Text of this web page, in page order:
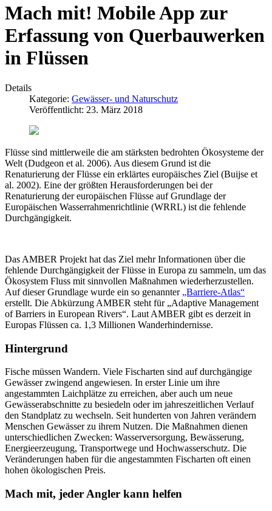
Mach mit! Mobile App zur
Erfassung von Querbauwerken
in Flüssen
Details
Kategorie: Gewässer- und Naturschutz
Veröffentlicht: 23. März 2018
Flüsse sind mittlerweile die am stärksten bedrohten Ökosysteme der
Welt (Dudgeon et al. 2006). Aus diesem Grund ist die
Renaturierung der Flüsse ein erklärtes europäisches Ziel (Buijse et
al. 2002). Eine der größten Herausforderungen bei der
Renaturierung der europäischen Flüsse auf Grundlage der
Europäischen Wasserrahmenrichtlinie (WRRL) ist die fehlende
Durchgängigkeit.
Das AMBER Projekt hat das Ziel mehr Informationen über die
fehlende Durchgängigkeit der Flüsse in Europa zu sammeln, um das
Ökosystem Fluss mit sinnvollen Maßnahmen wiederherzustellen.
Auf dieser Grundlage wurde ein so genannter „Barriere-Atlas“
erstellt. Die Abkürzung AMBER steht für „Adaptive Management
of Barriers in European Rivers“. Laut AMBER gibt es derzeit in
Europas Flüssen ca. 1,3 Millionen Wanderhindernisse.
Hintergrund
Fische müssen Wandern. Viele Fischarten sind auf durchgängige
Gewässer zwingend angewiesen. In erster Linie um ihre
angestammten Laichplätze zu erreichen, aber auch um neue
Gewässerabschnitte zu besiedeln oder im jahreszeitlichen Verlauf
den Standplatz zu wechseln. Seit hunderten von Jahren verändern
Menschen Gewässer zu ihrem Nutzen. Die Maßnahmen dienen
unterschiedlichen Zwecken: Wasserversorgung, Bewässerung,
Energieerzeugung, Transportwege und Hochwasserschutz. Die
Veränderungen haben für die angestammten Fischarten oft einen
hohen ökologischen Preis.
Mach mit, jeder Angler kann helfen